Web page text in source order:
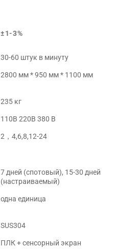
±1-3%
30-60 штук в минуту
2800 мм * 950 мм * 1100 мм
235 кг
110B 220B 380 В
2，4,6,8,12-24
7 дней (спотовый), 15-30 дней
(настраиваемый)
одна единица
SUS304
ПЛК + сенсорный экран